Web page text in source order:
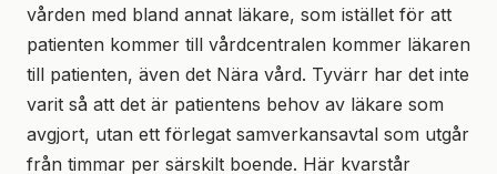
vården med bland annat läkare, som istället för att
patienten kommer till vårdcentralen kommer läkaren
till patienten, även det Nära vård. Tyvärr har det inte
varit så att det är patientens behov av läkare som
avgjort, utan ett förlegat samverkansavtal som utgår
från timmar per särskilt boende. Här kvarstår